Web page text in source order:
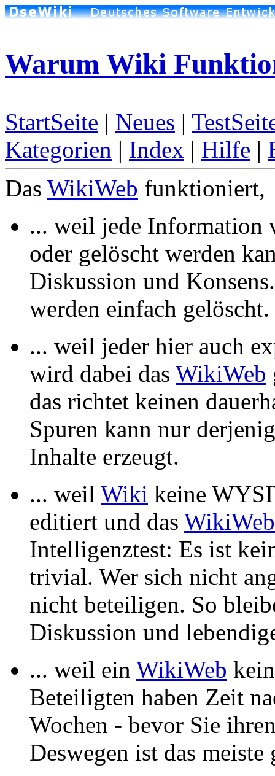
Warum Wiki
StartSeite | Neues |
Kategorien | Index | Hilfe |
Das WikiWeb funktioniert,
... weil jede Information
oder gelöscht werden
Diskussion und
werden einfach
... weil jeder hier auch
wird dabei das WikiWeb
das richtet keinen
Spuren kann nur
Inhalte erzeugt.
... weil Wiki keine
editiert und das WikiWeb
Intelligenztest: Es ist
trivial. Wer sich nicht
nicht beteiligen. So
Diskussion und
... weil ein WikiWeb
Beteiligten haben Zeit
Wochen - bevor Sie
Deswegen ist das